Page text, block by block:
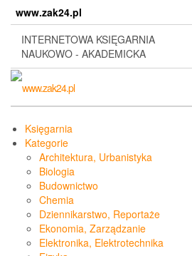
content
www.zak24.pl
INTERNETOWA KSIĘGARNIA
NAUKOWO - AKADEMICKA
Księgarnia
Kategorie
Architektura, Urbanistyka
Biologia
Budownictwo
Chemia
Dziennikarstwo, Reportaże
Ekonomia, Zarządzanie
Elektronika, Elektrotechnika